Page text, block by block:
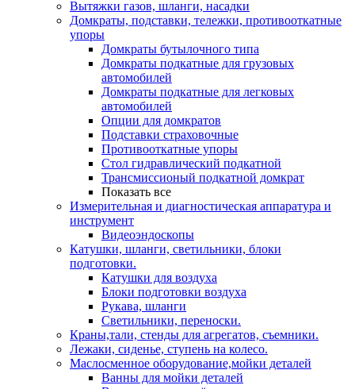
Вытяжки газов, шланги, насадки
Домкраты, подставки, тележки, противооткатные
упоры
Домкраты бутылочного типа
Домкраты подкатные для грузовых
автомобилей
Домкраты подкатные для легковых
автомобилей
Опции для домкратов
Подставки страховочные
Противооткатные упоры
Стол гидравлический подкатной
Трансмиссионый подкатной домкрат
Показать все
Измерительная и диагностическая аппаратура и
инструмент
Видеоэндоскопы
Катушки, шланги, светильники, блоки
подготовки.
Катушки для воздуха
Блоки подготовки воздуха
Рукава, шланги
Светильники, переноски.
Краны,тали, стенды для агрегатов, съемники.
Лежаки, сиденье, ступень на колесо.
Маслосменное оборудование,мойки деталей
Ванны для мойки деталей